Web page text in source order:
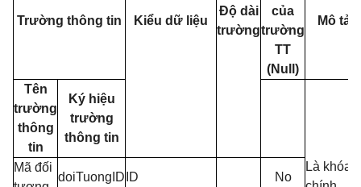
Trường thông tin Kiểu dữ liệu
Độ dài
trường
của
trường
TT
(Null)
Mô tả
Tên
trường
thông
tin
Ký hiệu
trường
thông tin
Mã đối
doiTuongID ID No
Là khóa